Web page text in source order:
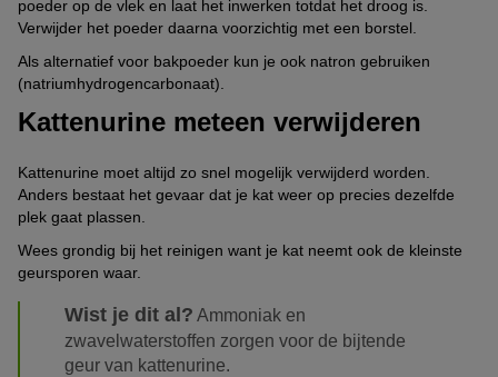
poeder op de vlek en laat het inwerken totdat het droog is.
Verwijder het poeder daarna voorzichtig met een borstel.
Als alternatief voor bakpoeder kun je ook natron gebruiken
(natriumhydrogencarbonaat).
Kattenurine meteen verwijderen
Kattenurine moet altijd zo snel mogelijk verwijderd worden.
Anders bestaat het gevaar dat je kat weer op precies dezelfde
plek gaat plassen.
Wees grondig bij het reinigen want je kat neemt ook de kleinste
geursporen waar.
Wist je dit al? Ammoniak en
zwavelwaterstoffen zorgen voor de bijtende
geur van kattenurine.